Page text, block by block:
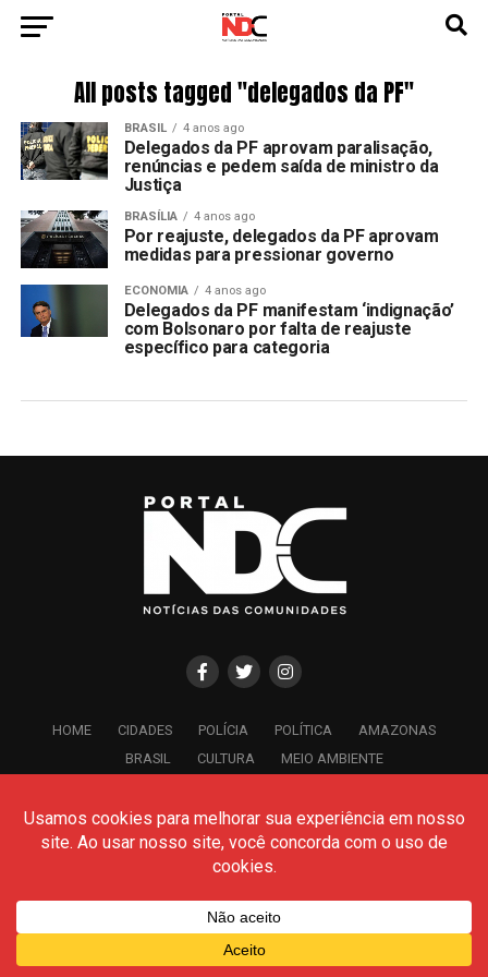
All posts tagged "delegados da PF"
BRASIL 4 anos ago
Delegados da PF aprovam paralisação,
renúncias e pedem saída de ministro da
Justiça
BRASÍLIA 4 anos ago
Por reajuste, delegados da PF aprovam
medidas para pressionar governo
ECONOMIA 4 anos ago
Delegados da PF manifestam ‘indignação’
com Bolsonaro por falta de reajuste
específico para categoria
HOME CIDADES POLÍCIA POLÍTICA
AMAZONAS
BRASIL
CULTURA MEIO AMBIENTE
Todos os Direitos Reservados- © 2026 - Portal NDC